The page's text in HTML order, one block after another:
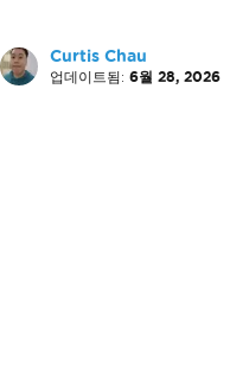
Curtis Chau
업데이트됨: 6월 28, 2026